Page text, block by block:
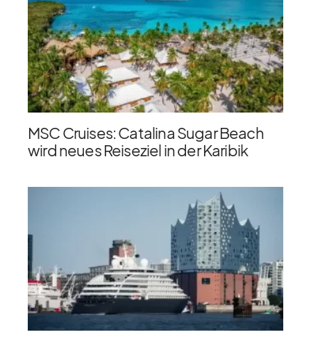
MSC Cruises: Catalina Sugar Beach
wird neues Reiseziel in der Karibik